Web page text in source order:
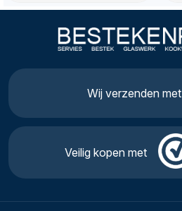
Wij verzenden met
Veilig kopen met